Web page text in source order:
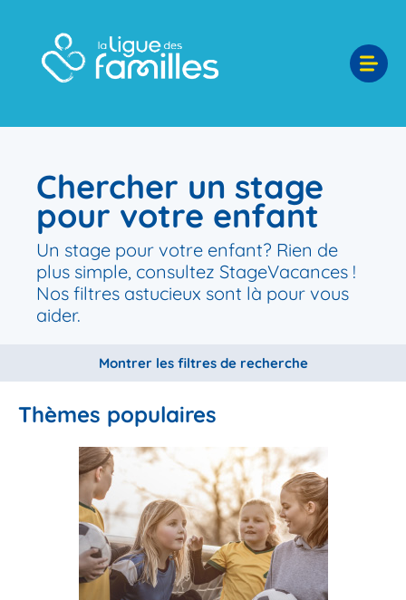
Chercher un stage
pour votre enfant
Un stage pour votre enfant? Rien de
plus simple, consultez StageVacances !
Nos filtres astucieux sont là pour vous
aider.
Montrer les filtres de recherche
Thèmes populaires